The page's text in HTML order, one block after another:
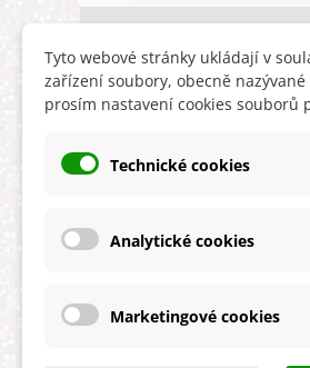
INFORMACE
Obchodní podmínky
Ochrana osobních údajů
★★★★★
Tyto webové stránky ukládají v
zařízení soubory, obecně
prosím nastavení cookies souborů
Technické cookies
Analytické cookies
Marketingové cookies